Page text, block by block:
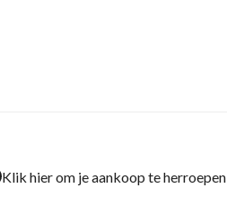
Klik hier om je aankoop te herroepen